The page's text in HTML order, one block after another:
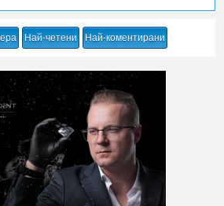
Най-четени Най-коментирани